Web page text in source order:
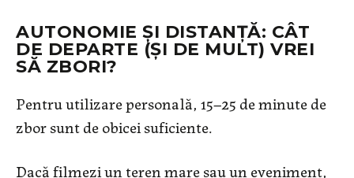
AUTONOMIE ȘI DISTANȚĂ: CÂT
DE DEPARTE (ȘI DE MULT) VREI
SĂ ZBORI?
Pentru utilizare personală, 15–25 de minute de
zbor sunt de obicei suficiente.
Dacă filmezi un teren mare sau un eveniment,